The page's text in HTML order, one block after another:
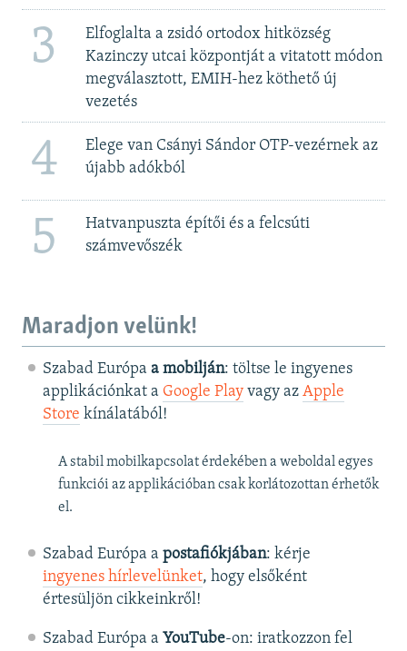
3
Elfoglalta a zsidó ortodox hitközség
Kazinczy utcai központját a vitatott módon
megválasztott, EMIH-hez köthető új
vezetés
4
Elege van Csányi Sándor OTP-vezérnek az
újabb adókból
5
Hatvanpuszta építői és a felcsúti
számvevőszék
Maradjon velünk!
Szabad Európa a mobilján: töltse le ingyenes
applikációnkat a Google Playvagy az Apple
Store kínálatából!
A stabil mobilkapcsolat érdekében a weboldal egyes
funkciói az applikációban csak korlátozottan érhetők
el.
Szabad Európa a postafiókjában: kérje
ingyenes hírlevelünket, hogy elsőként
értesüljön cikkeinkről!
Szabad Európa a YouTube-on: iratkozzon fel